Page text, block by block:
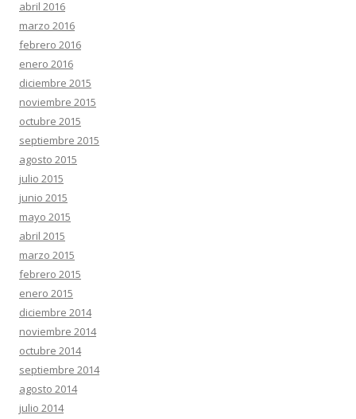
abril 2016
marzo 2016
febrero 2016
enero 2016
diciembre 2015
noviembre 2015
octubre 2015
septiembre 2015
agosto 2015
julio 2015
junio 2015
mayo 2015
abril 2015
marzo 2015
febrero 2015
enero 2015
diciembre 2014
noviembre 2014
octubre 2014
septiembre 2014
agosto 2014
julio 2014